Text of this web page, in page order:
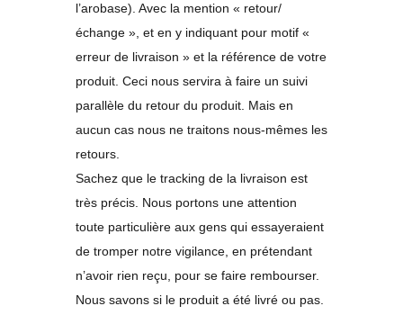
l’arobase). Avec la mention « retour/
échange », et en y indiquant pour motif «
erreur de livraison » et la référence de votre
produit. Ceci nous servira à faire un suivi
parallèle du retour du produit. Mais en
aucun cas nous ne traitons nous-mêmes les
retours.
Sachez que le tracking de la livraison est
très précis. Nous portons une attention
toute particulière aux gens qui essayeraient
de tromper notre vigilance, en prétendant
n’avoir rien reçu, pour se faire rembourser.
Nous savons si le produit a été livré ou pas.